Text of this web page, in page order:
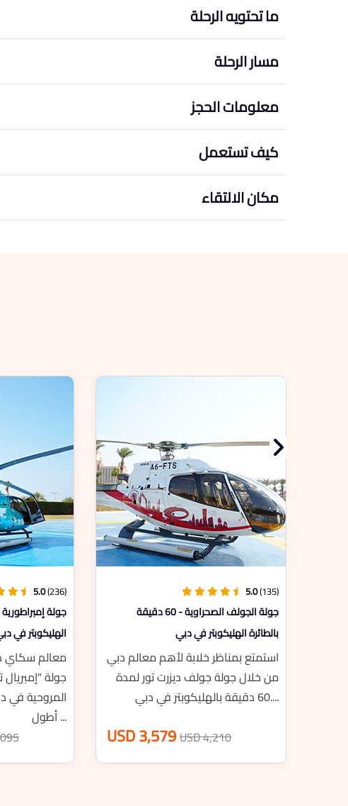
ما تحتويه الرحلة
مسار الرحلة
معلومات الحجز
كيف تستعمل
مكان الالتقاء
جولة
بالطائرة الهليكوبتر في دبي
استمتع بمناظر خلابة
من خلال جولة جولف ديزرت
دقيقة في دبي
ستلخص رحلة الهليكوبتر الشهيرة في
دبي التي تستغرق 17 دقيقة عطلتك
بتجربة مليئة بالمرح ، حيث تستكشف
USD 225USD 264